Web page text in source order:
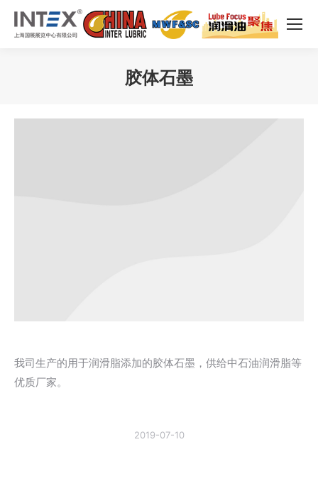
胶体石墨
我司生产的用于润滑脂添加的胶体石墨，供给中石油润滑脂等
优质厂家。
2019-07-10